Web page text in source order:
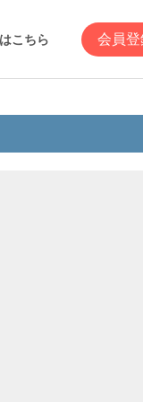
こちら 会員登